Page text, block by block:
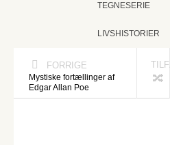
TEGNESERIE
LIVSHISTORIER
FORRIGE
Mystiske fortællinger af
Edgar Allan Poe